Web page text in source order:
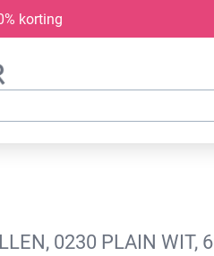
korting
0230 PLAIN